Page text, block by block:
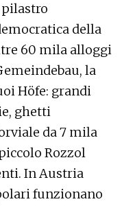
della
60 mila alloggi
la
Höfe: grandi
ghetti
da 7 mila
Rozzol
In Austria
funzionano